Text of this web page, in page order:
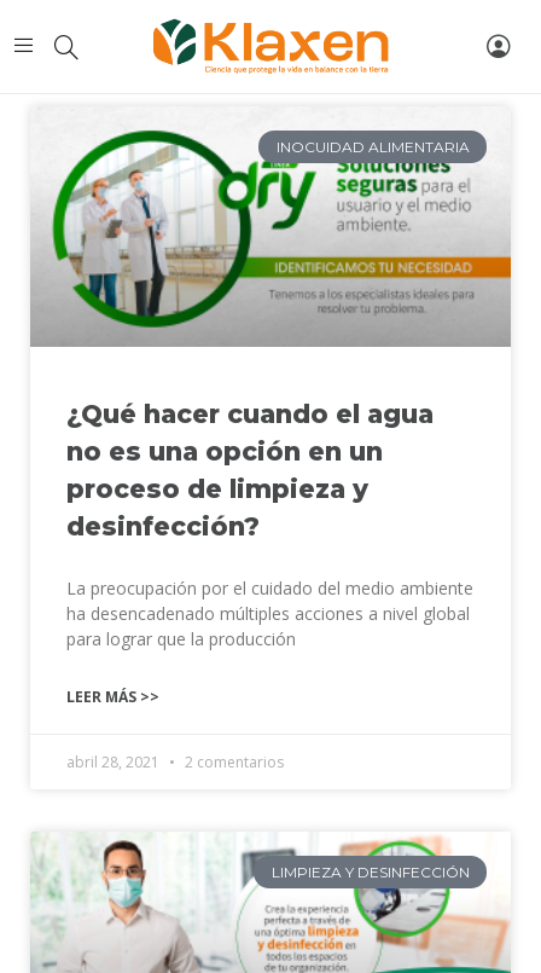
INOCUIDAD ALIMENTARIA
¿Qué hacer cuando el agua
no es una opción en un
proceso de limpieza y
desinfección?
La preocupación por el cuidado del medio ambiente
ha desencadenado múltiples acciones a nivel global
para lograr que la producción
LEER MÁS >>
abril 28, 2021 2 comentarios
LIMPIEZA Y DESINFECCIÓN